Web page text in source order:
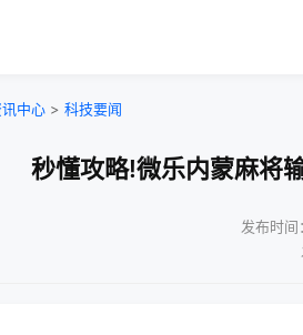
中心 > 科技要闻
秒懂攻略!微乐内蒙麻将
发布时